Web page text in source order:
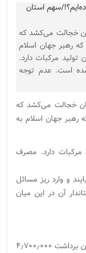
خجالت می‌کشد که
رهبر جهان اسلام
سرانه جهان تولید مرکبات دارد.
برآورد شده است. عدم توجه
خجالت می‌کشد که
رهبر جهان اسلام به
تولید مرکبات دارد. مصرف
و وارد ریز مسائل
آن در این میان
سطح زیر کشت مرکبات کشور ۲۹۰٫۰۰۰ هکتار و میزان برداشت ۴٫۷۰۰٫۰۰۰